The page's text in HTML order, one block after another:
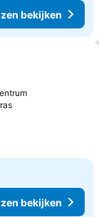
bekijken
favorieten
Prijzen bekijken
bekijken